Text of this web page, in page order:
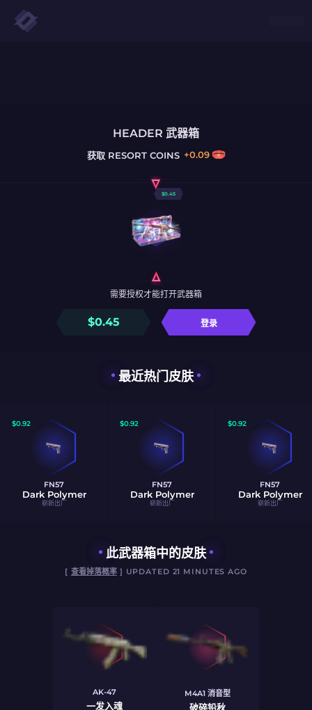
HEADER 武器箱
获取RESORT COINS +0.09
$0.45
$0.45 登录
需要授权才能打开武器箱
最近热门皮肤
$0.92
FN57
Dark Polymer
崭新出厂
$0.92
FN57
Dark Polymer
崭新出厂
$0.92
FN57
Dark Polymer
崭新出厂
此武器箱中的皮肤
[ 查看掉落概率] UPDATED 21 MINUTES AGO
AK-47
一发入魂
M4A1 消音型
破碎铅秋